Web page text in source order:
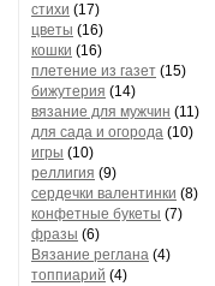
стихи (17)
цветы (16)
кошки (16)
плетение из газет (15)
бижутерия (14)
вязание для мужчин (11)
для сада и огорода (10)
игры (10)
реллигия (9)
сердечки валентинки (8)
конфетные букеты (7)
фразы (6)
Вязание реглана (4)
топпиарий (4)